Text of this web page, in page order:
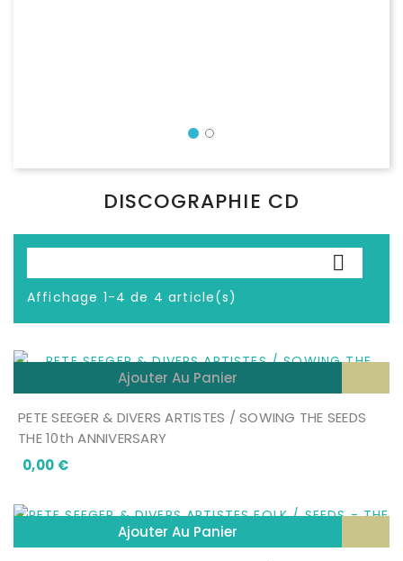
DISCOGRAPHIE CD

Affichage 1-4 de 4 article(s)
Ajouter Au Panier
PETE SEEGER & DIVERS ARTISTES / SOWING THE SEEDS
THE 10th ANNIVERSARY
0,00 €Prix
Ajouter Au Panier